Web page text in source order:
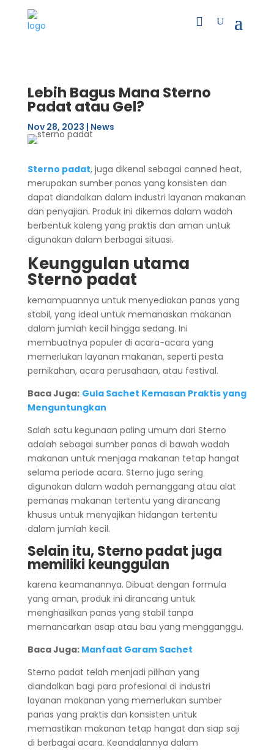
Lebih Bagus Mana Sterno
Padat atau Gel?
Nov 28, 2023 | News
Sterno padat, juga dikenal sebagai canned heat,
merupakan sumber panas yang konsisten dan
dapat diandalkan dalam industri layanan makanan
dan penyajian. Produk ini dikemas dalam wadah
berbentuk kaleng yang praktis dan aman untuk
digunakan dalam berbagai situasi.
Keunggulan utama
Sterno padat
kemampuannya untuk menyediakan panas yang
stabil, yang ideal untuk memanaskan makanan
dalam jumlah kecil hingga sedang. Ini
membuatnya populer di acara-acara yang
memerlukan layanan makanan, seperti pesta
pernikahan, acara perusahaan, atau festival.
Baca Juga: Gula Sachet Kemasan Praktis yang
Menguntungkan
Salah satu kegunaan paling umum dari Sterno
adalah sebagai sumber panas di bawah wadah
makanan untuk menjaga makanan tetap hangat
selama periode acara. Sterno juga sering
digunakan dalam wadah pemanggang atau alat
pemanas makanan tertentu yang dirancang
khusus untuk menyajikan hidangan tertentu
dalam jumlah kecil.
Selain itu, Sterno padat juga
memiliki keunggulan
karena keamanannya. Dibuat dengan formula
yang aman, produk ini dirancang untuk
menghasilkan panas yang stabil tanpa
memancarkan asap atau bau yang mengganggu.
Baca Juga: Manfaat Garam Sachet
Sterno padat telah menjadi pilihan yang
diandalkan bagi para profesional di industri
layanan makanan yang memerlukan sumber
panas yang praktis dan konsisten untuk
memastikan makanan tetap hangat dan siap saji
di berbagai acara. Keandalannya dalam